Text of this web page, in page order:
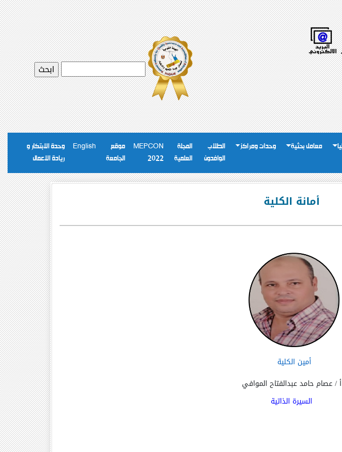
معامل بحثية وحدات ومراكز
الطلاب
الوافدون
المجلة
العلمية
MEPCON
2022
موقع
الجامعة
English
وحدة الابتكار و
ريادة الاعمال
أمانة الكلية
أمين الكلية
أ / عصام حامد عبدالفتاح الموافي
السيرة الذاتية